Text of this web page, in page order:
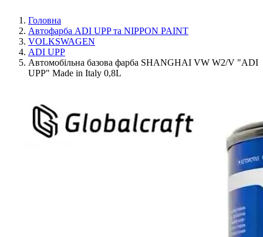
Головна
Автофарба ADI UPP та NIPPON PAINT
VOLKSWAGEN
ADI UPP
Автомобільна базова фарба SHANGHAI VW W2/V "ADI
UPP" Made in Italy 0,8L